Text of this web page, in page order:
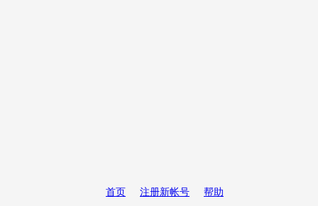
首页 注册新帐号 帮助